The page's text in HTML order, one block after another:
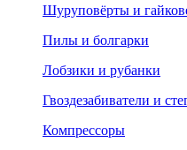
Шуруповёрты и
Пилы и болгарки
Лобзики и рубанки
Гвоздезабиватели и
Компрессоры